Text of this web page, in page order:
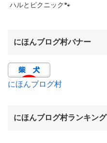
ハルとピクニック🐾
にほんブログ村バナー
にほんブログ村
にほんブログ村ランキング